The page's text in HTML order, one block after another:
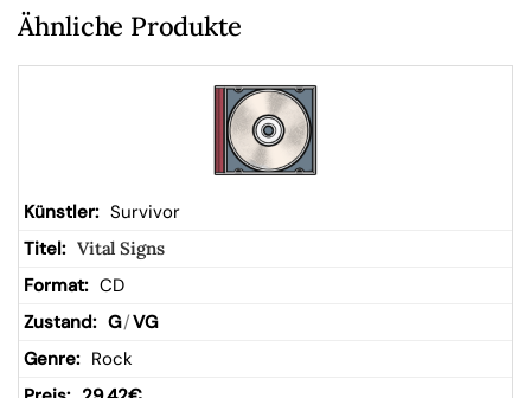
W
kor
b
Ähnliche Produkte
Survivor
Vital Signs
CD
G/VG
Rock